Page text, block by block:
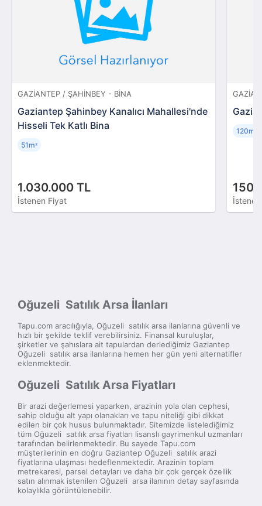
GAZIANTEP / ŞAHINBEY - BINA
Gaziantep Şahinbey Kanalıcı Mahallesi'nde
Hisseli Tek Katlı Bina
1.030.000 TL
İstenen Fiyat
51m²
120m
Oğuzeli Satılık Arsa İlanları
Tapu.com aracılığıyla, Oğuzeli satılık arsa ilanlarına güvenli ve
hızlı bir şekilde teklif verebilirsiniz. Finansal kuruluşlar,
şirketler ve şahıslara ait tapulardan derlediğimiz Gaziantep
Oğuzeli satılık arsa ilanlarına hemen her gün yeni alternatifler
eklenmektedir.
Oğuzeli Satılık Arsa Fiyatları
Bir arazi değerlemesi yaparken, arazinin yola olan cephesi,
sahip olduğu alt yapı olanakları ve tapu niteliği gibi dikkat
edilen bir çok husus bulunmaktadır. Sitemizde listelediğimiz
tüm Oğuzeli satılık arsa fiyatları lisanslı gayrimenkul uzmanları
tarafından belirlenmektedir. Bu sayede Tapu.com
müşterilerinin en doğru Gaziantep Oğuzeli satılık arazi
fiyatlarına ulaşması hedeflenmektedir. Arazinin toplam
metrekaresi, parsel detayları ve daha bir çok gerçek özellik
satın alınmak istenilen Oğuzeli arsa ilanının detay sayfasında
kolaylıkla görüntülenebilir.